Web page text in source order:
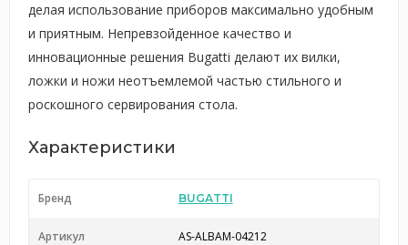
делая использование приборов максимально удобным
и приятным. Непревзойденное качество и
инновационные решения Bugatti делают их вилки,
ложки и ножи неотъемлемой частью стильного и
роскошного сервирования стола.
Характеристики
Бренд BUGATTI
Артикул AS-ALBAM-04212